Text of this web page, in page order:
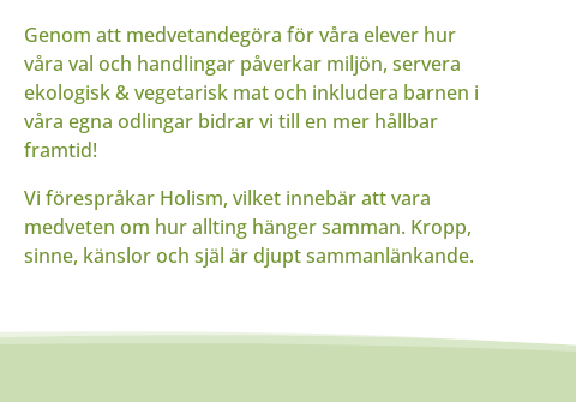
Genom att medvetandegöra för våra elever hur
våra val och handlingar påverkar miljön, servera
ekologisk & vegetarisk mat och inkludera barnen i
våra egna odlingar bidrar vi till en mer hållbar
framtid!
Vi förespråkar Holism, vilket innebär att vara
medveten om hur allting hänger samman. Kropp,
sinne, känslor och själ är djupt sammanlänkande.